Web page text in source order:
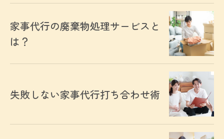
家事代行の廃棄物処理サービスと
は？
失敗しない家事代行打ち合わせ術